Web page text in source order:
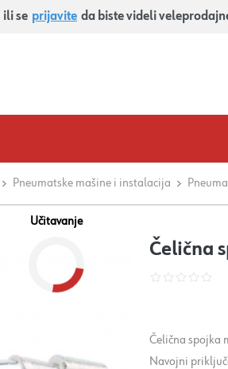
ili se prijavite da biste videli
Pneumatske mašine i instalacija
Učitavanje
Čelična
Čelična spojka
Navojni